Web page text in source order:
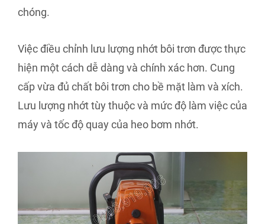
chóng.
Việc điều chỉnh lưu lượng nhớt bôi trơn được thực
hiện một cách dễ dàng và chính xác hơn. Cung
cấp vừa đủ chất bôi trơn cho bề mặt làm và xích.
Lưu lượng nhớt tùy thuộc và mức độ làm việc của
máy và tốc độ quay của heo bơm nhớt.